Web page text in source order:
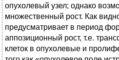
опухолевый узел; однако
множественный рост. Как
предусматривает в период
аппозиционный рост, т.е.
клеток в опухолевые и